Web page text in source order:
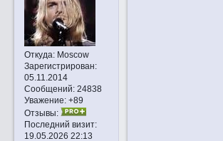
Откуда:Moscow
Зарегистрирован:
05.11.2014
Сообщений:24838
Уважение: +89
Отзывы:
Последний визит:
19.05.2026 22:13